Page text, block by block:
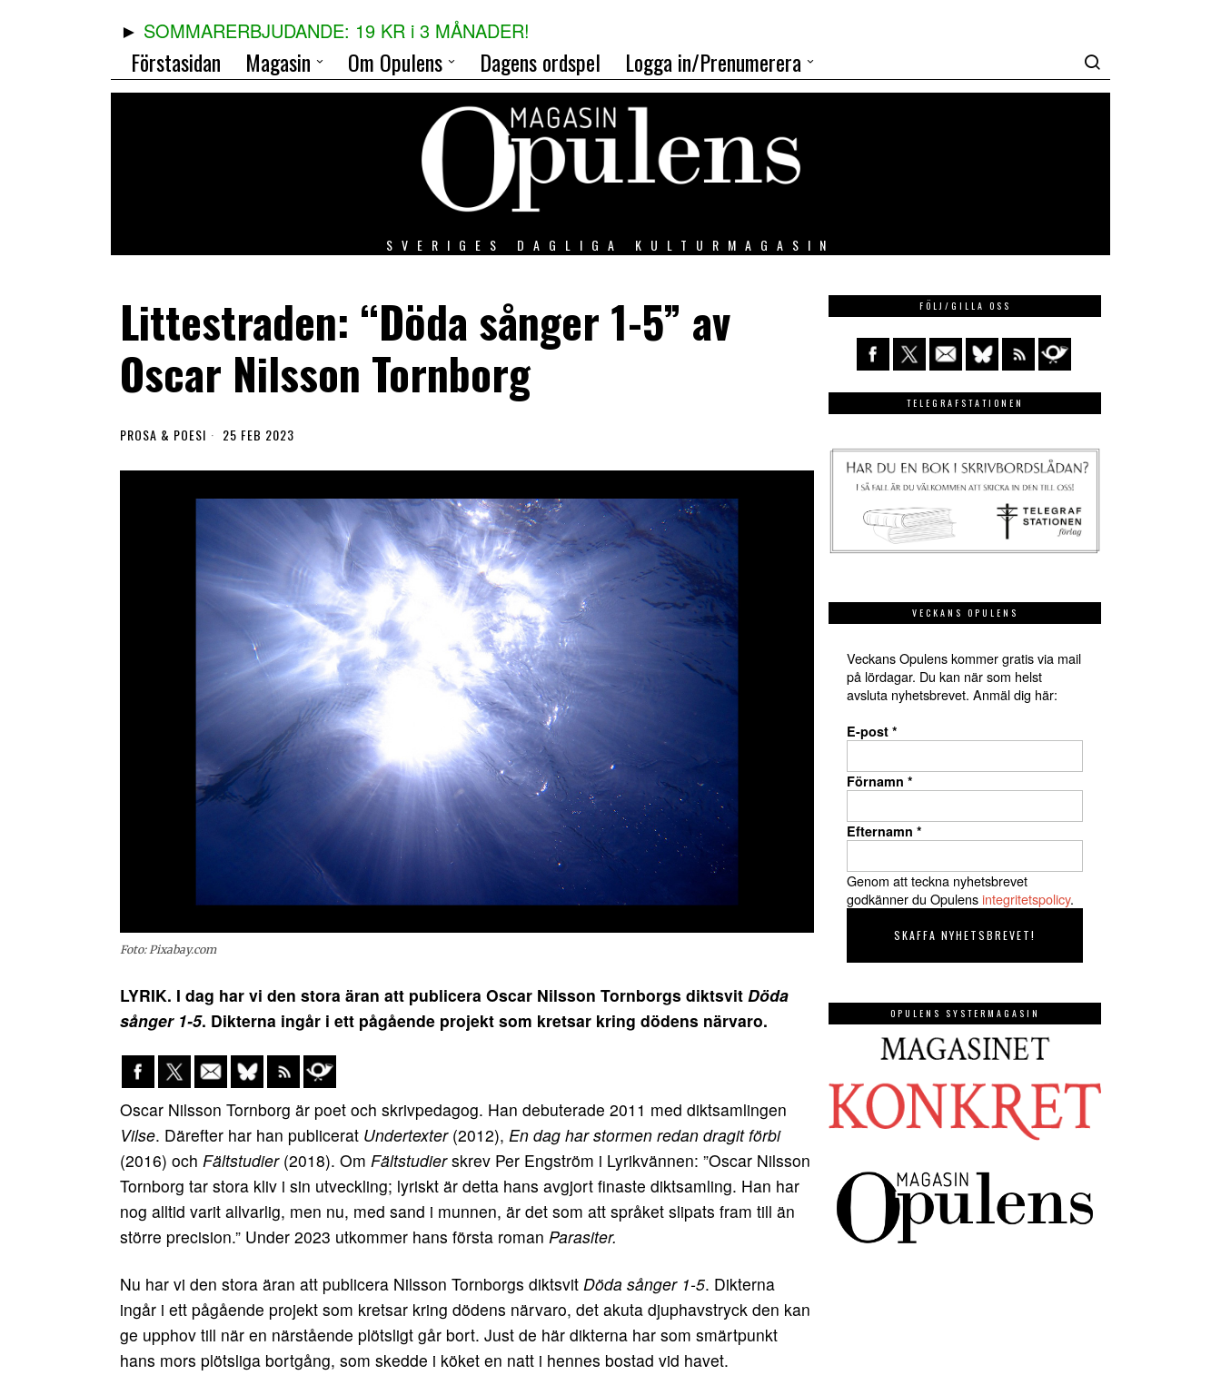
SOMMARERBJUDANDE: 19 KR i 3 MÅNADER!
Förstasidan Magasin Om Opulens Dagens ordspel Logga in/Prenumerera
SVERIGES DAGLIGA KULTURMAGASIN
Littestraden: “Döda sånger 1-5” av
Oscar Nilsson Tornborg
PROSA & POESI 25 FEB 2023
Foto: Pixabay.com
LYRIK. I dag har vi den stora äran att publicera Oscar Nilsson Tornborgs diktsvit Döda
sånger 1-5. Dikterna ingår i ett pågående projekt som kretsar kring dödens närvaro.
Oscar Nilsson Tornborg är poet och skrivpedagog. Han debuterade 2011 med diktsamlingen
Vilse. Därefter har han publicerat Undertexter(2012), En dag har stormen redan dragit förbi
(2016) och Fältstudier(2018). Om Fältstudierskrev Per Engström i Lyrikvännen: ”Oscar Nilsson
Tornborg tar stora kliv i sin utveckling; lyriskt är detta hans avgjort finaste diktsamling. Han har
nog alltid varit allvarlig, men nu, med sand i munnen, är det som att språket slipats fram till än
större precision.” Under 2023 utkommer hans första roman Parasiter.
Nu har vi den stora äran att publicera Nilsson Tornborgs diktsvit Döda sånger 1-5. Dikterna
ingår i ett pågående projekt som kretsar kring dödens närvaro, det akuta djuphavstryck den kan
ge upphov till när en närstående plötsligt går bort. Just de här dikterna har som smärtpunkt
hans mors plötsliga bortgång, som skedde i köket en natt i hennes bostad vid havet.
FÖLJ/GILLA OSS
TELEGRAFSTATIONEN
VECKANS OPULENS
Veckans Opulens kommer gratis via mail
på lördagar. Du kan när som helst
avsluta nyhetsbrevet. Anmäl dig här:
E-post *
Förnamn *
Efternamn *
Genom att teckna nyhetsbrevet
godkänner du Opulensintegritetspolicy.
OPULENS SYSTERMAGASIN